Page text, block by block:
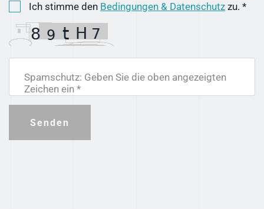
Ich stimme den Bedingungen & Datenschutz zu. *
Spamschutz: Geben Sie die oben angezeigten
Zeichen ein *
Senden